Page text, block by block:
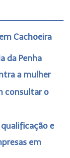
Cachoeira
da Penha
a mulher
consultar o
e
em